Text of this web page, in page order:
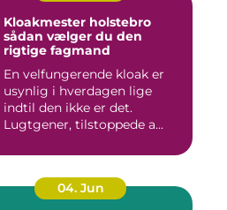
Kloakmester holstebro
sådan vælger du den
rigtige fagmand
En velfungerende kloak er
usynlig i hverdagen lige
indtil den ikke er det.
Lugtgener, tilstoppede a...
04. Jun